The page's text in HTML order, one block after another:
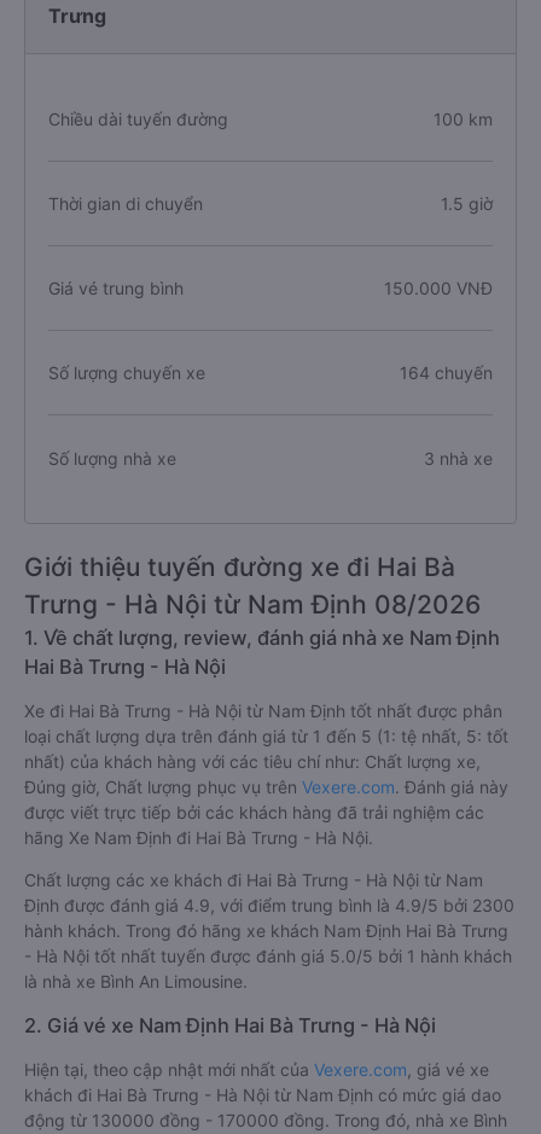
Trưng
Chiều dài tuyến đường 100 km
Thời gian di chuyển 1.5 giờ
Giá vé trung bình 150.000 VNĐ
Số lượng chuyến xe 164 chuyến
Số lượng nhà xe 3 nhà xe
Giới thiệu tuyến đường xe đi Hai Bà
Trưng - Hà Nội từ Nam Định 08/2026
1. Về chất lượng, review, đánh giá nhà xe Nam Định
Hai Bà Trưng - Hà Nội
Xe đi Hai Bà Trưng - Hà Nội từ Nam Định tốt nhất được phân
loại chất lượng dựa trên đánh giá từ 1 đến 5 (1: tệ nhất, 5: tốt
nhất) của khách hàng với các tiêu chí như: Chất lượng xe,
Đúng giờ, Chất lượng phục vụ trên Vexere.com. Đánh giá này
được viết trực tiếp bởi các khách hàng đã trải nghiệm các
hãng Xe Nam Định đi Hai Bà Trưng - Hà Nội.
Chất lượng các xe khách đi Hai Bà Trưng - Hà Nội từ Nam
Định được đánh giá 4.9, với điểm trung bình là 4.9/5 bởi 2300
hành khách. Trong đó hãng xe khách Nam Định Hai Bà Trưng
- Hà Nội tốt nhất tuyến được đánh giá 5.0/5 bởi 1 hành khách
là nhà xe Bình An Limousine.
2. Giá vé xe Nam Định Hai Bà Trưng - Hà Nội
Hiện tại, theo cập nhật mới nhất của Vexere.com , giá vé xe
khách đi Hai Bà Trưng - Hà Nội từ Nam Định có mức giá dao
động từ 130000 đồng - 170000 đồng. Trong đó, nhà xe Bình